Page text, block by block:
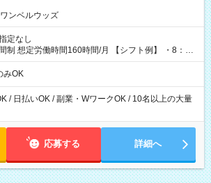
ンベルウッズ
定なし
労働時間160時間/月 【シフト例】 ・8：00
みOK
/ 日払いOK / 副業・WワークOK / 10名以上の大量
応募する 詳細へ